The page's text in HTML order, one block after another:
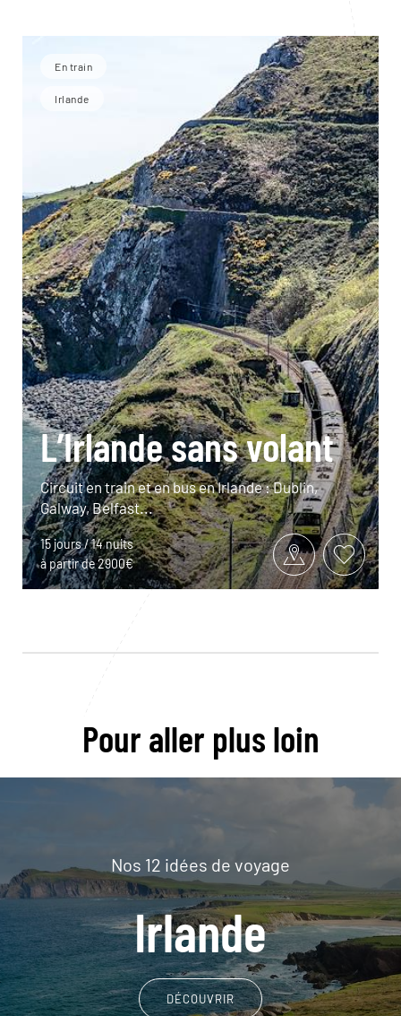
En train
Irlande
L’Irlande sans volant
Circuit en train et en bus en Irlande : Dublin,
Galway, Belfast...
15 jours / 14 nuits
à partir de 2900€
Pour aller plus loin
Nos 12 idées de voyage
Irlande
DÉCOUVRIR